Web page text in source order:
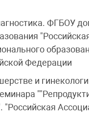
ФГБОУ
Федерации
и
"Российская